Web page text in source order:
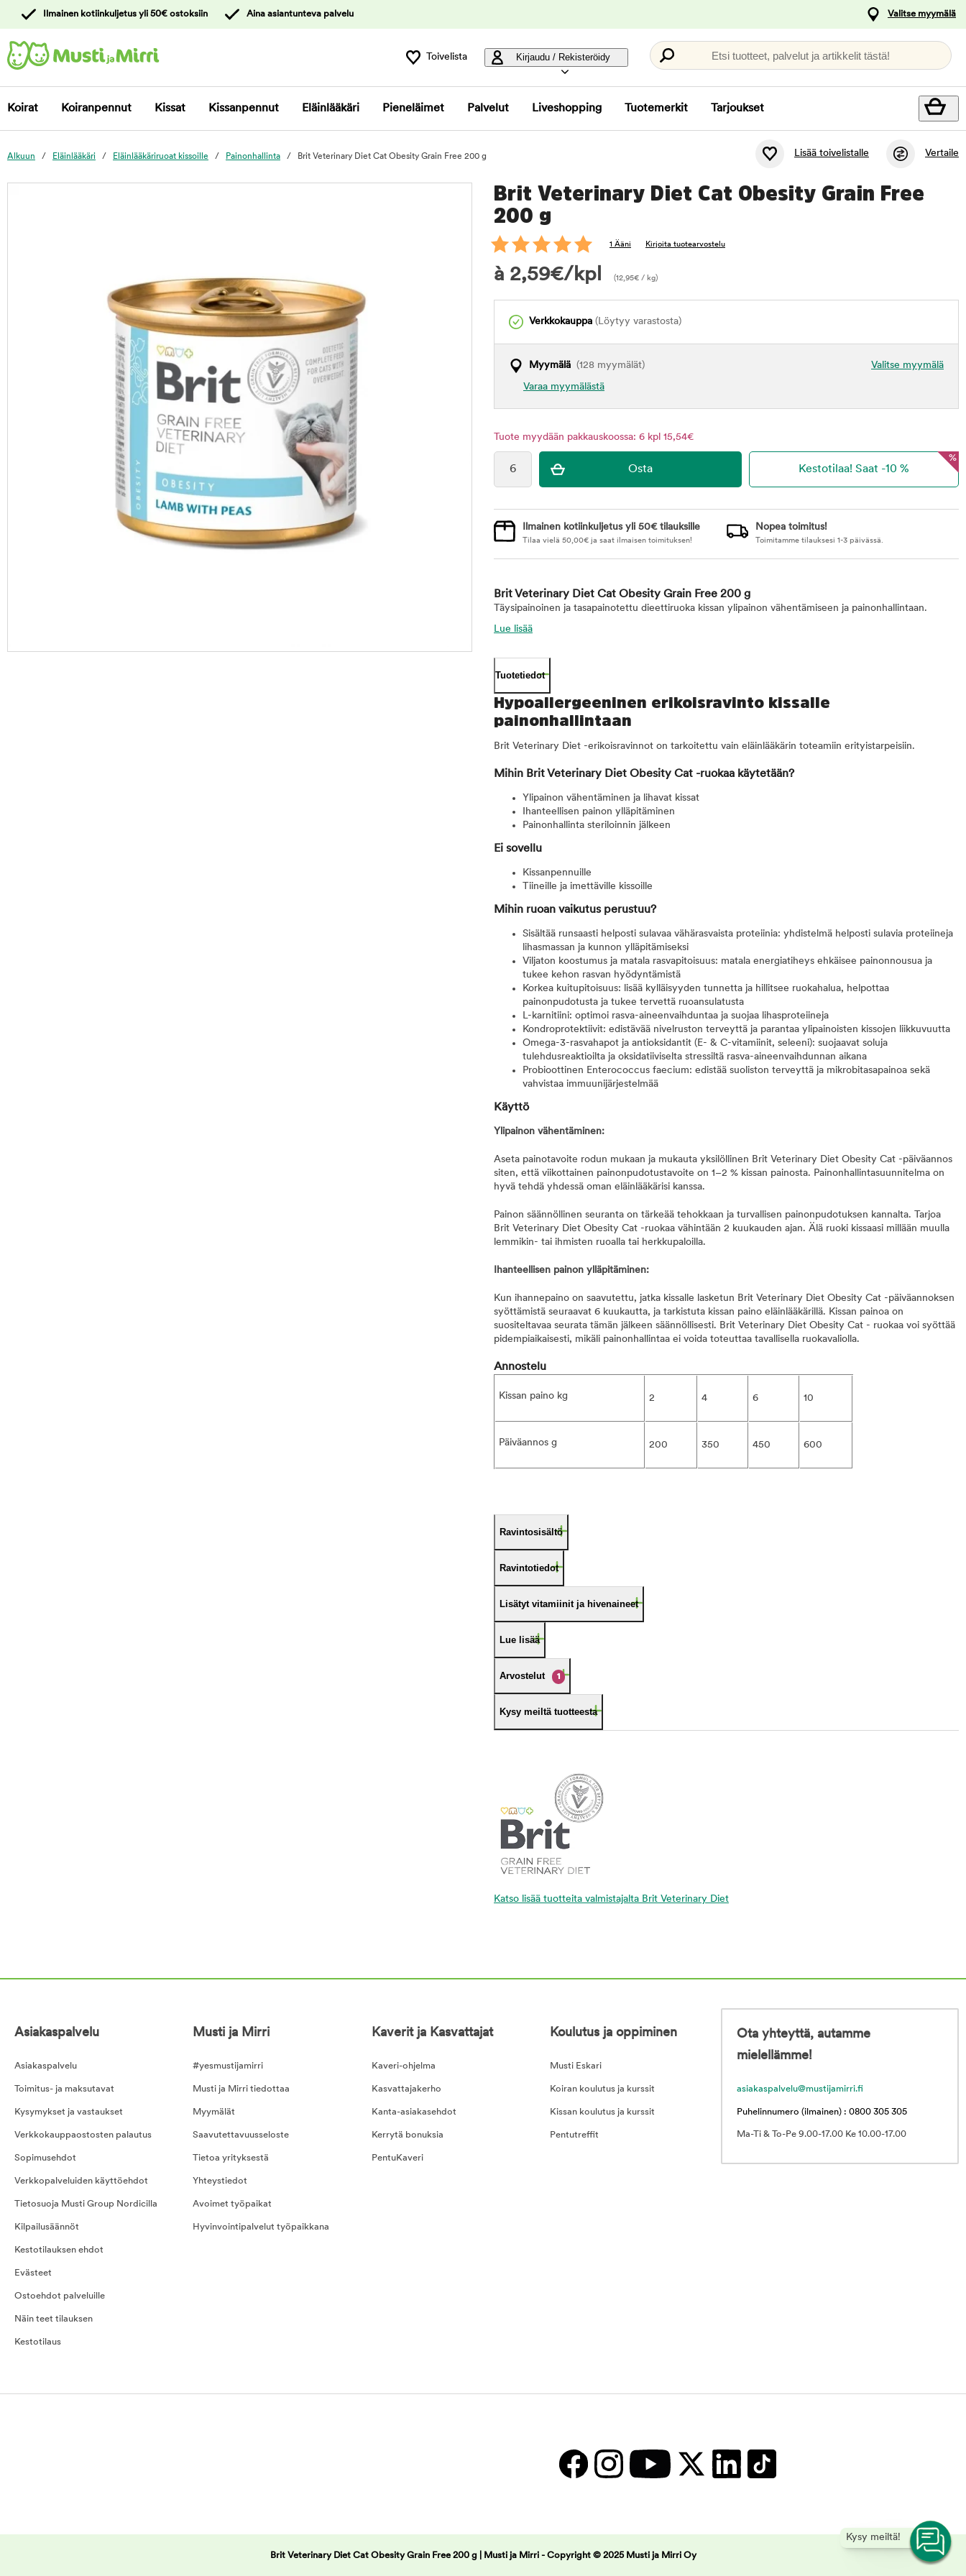
asiakaspalveluun
Ilmainen kotiinkuljetus yli 50€ ostoksiin Aina asiantunteva palvelu Valitse myymälä
Toivelista Kirjaudu / Rekisteröidy Etsi tuotteet, palvelut ja artikkelit tästä!
Koirat Koiranpennut Kissat Kissanpennut Eläinlääkäri Pieneläimet Palvelut Liveshopping Tuotemerkit Tarjoukset
Alkuun Eläinlääkäri Eläinlääkäriruoat kissoille Painonhallinta Brit Veterinary Diet Cat Obesity Grain Free 200 g Lisää toivelistalle Vertaile
Brit Veterinary Diet Cat Obesity Grain Free
200 g
1 Ääni Kirjoita tuotearvostelu
à 2,59€/kpl (12,95€ / kg)
Verkkokauppa (Löytyy varastosta)
Valitse myymälä
Myymälä (128 myymälät)
Varaa myymälästä
Tuote myydään pakkauskoossa: 6 kpl 15,54€
%
Ilmainen kotiinkuljetus yli 50€ tilauksille
Tilaa vielä 50,00€ ja saat ilmaisen toimituksen!
Nopea toimitus!
Toimitamme tilauksesi 1-3 päivässä.
Brit Veterinary Diet Cat Obesity Grain Free 200 g
Täysipainoinen ja tasapainotettu dieettiruoka kissan ylipainon vähentämiseen ja painonhallintaan.
Lue lisää
Tuotetiedot
Hypoallergeeninen erikoisravinto kissalle
painonhallintaan
Brit Veterinary Diet -erikoisravinnot on tarkoitettu vain eläinlääkärin toteamiin erityistarpeisiin.
Mihin Brit Veterinary Diet Obesity Cat -ruokaa käytetään?
Ylipainon vähentäminen ja lihavat kissat
Ihanteellisen painon ylläpitäminen
Painonhallinta steriloinnin jälkeen
Ei sovellu
Kissanpennuille
Tiineille ja imettäville kissoille
Mihin ruoan vaikutus perustuu?
Sisältää runsaasti helposti sulavaa vähärasvaista proteiinia: yhdistelmä helposti sulavia proteiineja
lihasmassan ja kunnon ylläpitämiseksi
Viljaton koostumus ja matala rasvapitoisuus: matala energiatiheys ehkäisee painonnousua ja
tukee kehon rasvan hyödyntämistä
Korkea kuitupitoisuus: lisää kylläisyyden tunnetta ja hillitsee ruokahalua, helpottaa
painonpudotusta ja tukee tervettä ruoansulatusta
L-karnitiini: optimoi rasva-aineenvaihduntaa ja suojaa lihasproteiineja
Kondroprotektiivit: edistävää nivelruston terveyttä ja parantaa ylipainoisten kissojen liikkuvuutta
Omega-3-rasvahapot ja antioksidantit (E- & C-vitamiinit, seleeni): suojaavat soluja
tulehdusreaktioilta ja oksidatiiviselta stressiltä rasva-aineenvaihdunnan aikana
Probioottinen Enterococcus faecium: edistää suoliston terveyttä ja mikrobitasapainoa sekä
vahvistaa immuunijärjestelmää
Käyttö
Ylipainon vähentäminen:
Aseta painotavoite rodun mukaan ja mukauta yksilöllinen Brit Veterinary Diet Obesity Cat -päiväannos
siten, että viikottainen painonpudotustavoite on 1–2 % kissan painosta. Painonhallintasuunnitelma on
hyvä tehdä yhdessä oman eläinlääkärisi kanssa.
Painon säännöllinen seuranta on tärkeää tehokkaan ja turvallisen painonpudotuksen kannalta. Tarjoa
Brit Veterinary Diet Obesity Cat -ruokaa vähintään 2 kuukauden ajan. Älä ruoki kissaasi millään muulla
lemmikin- tai ihmisten ruoalla tai herkkupaloilla.
Ihanteellisen painon ylläpitäminen:
Kun ihannepaino on saavutettu, jatka kissalle lasketun Brit Veterinary Diet Obesity Cat -päiväannoksen
syöttämistä seuraavat 6 kuukautta, ja tarkistuta kissan paino eläinlääkärillä. Kissan painoa on
suositeltavaa seurata tämän jälkeen säännöllisesti. Brit Veterinary Diet Obesity Cat - ruokaa voi syöttää
pidempiaikaisesti, mikäli painonhallintaa ei voida toteuttaa tavallisella ruokavaliolla.
Annostelu
Kissan paino kg 2 4 6 10
Päiväannos g 200 350 450 600
Ravintosisältö
Ravintotiedot
Lisätyt vitamiinit ja hivenaineet
Lue lisää
Arvostelut 1
Kysy meiltä tuotteesta
Katso lisää tuotteita valmistajalta Brit Veterinary Diet
Kysy meiltä!
Asiakaspalvelu
Asiakaspalvelu
Toimitus- ja maksutavat
Kysymykset ja vastaukset
Verkkokauppaostosten palautus
Sopimusehdot
Verkkopalveluiden käyttöehdot
Tietosuoja Musti Group Nordicilla
Kilpailusäännöt
Kestotilauksen ehdot
Evästeet
Ostoehdot palveluille
Näin teet tilauksen
Kestotilaus
Musti ja Mirri
#yesmustijamirri
Musti ja Mirri tiedottaa
Myymälät
Saavutettavuusseloste
Tietoa yrityksestä
Yhteystiedot
Avoimet työpaikat
Hyvinvointipalvelut työpaikkana
Kaverit ja Kasvattajat
Kaveri-ohjelma
Kasvattajakerho
Kanta-asiakasehdot
Kerrytä bonuksia
PentuKaveri
Koulutus ja oppiminen
Musti Eskari
Koiran koulutus ja kurssit
Kissan koulutus ja kurssit
Pentutreffit
Ota yhteyttä, autamme
mielellämme!
asiakaspalvelu@mustijamirri.fi
Puhelinnumero (ilmainen) : 0800 305 305
Ma-Ti & To-Pe 9.00-17.00 Ke 10.00-17.00
Brit Veterinary Diet Cat Obesity Grain Free 200 g | Musti ja Mirri - Copyright © 2025 Musti ja Mirri Oy